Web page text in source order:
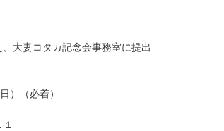
妻コタカ記念会事務室に提出
（必着）